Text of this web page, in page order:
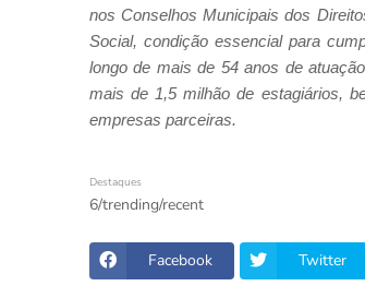
nos Conselhos Municipais dos
Social, condição essencial para
longo de mais de 54 anos de
mais de 1,5 milhão de estagiários,
empresas parceiras.
Destaques
6/trending/recent
Facebook Twitter